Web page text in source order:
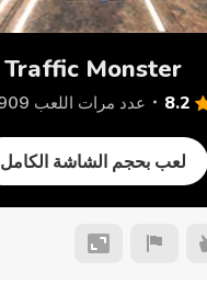
Traffic Monster
8.2 عدد مرات اللعب 13,909
لعب بحجم الشاشة الكامل